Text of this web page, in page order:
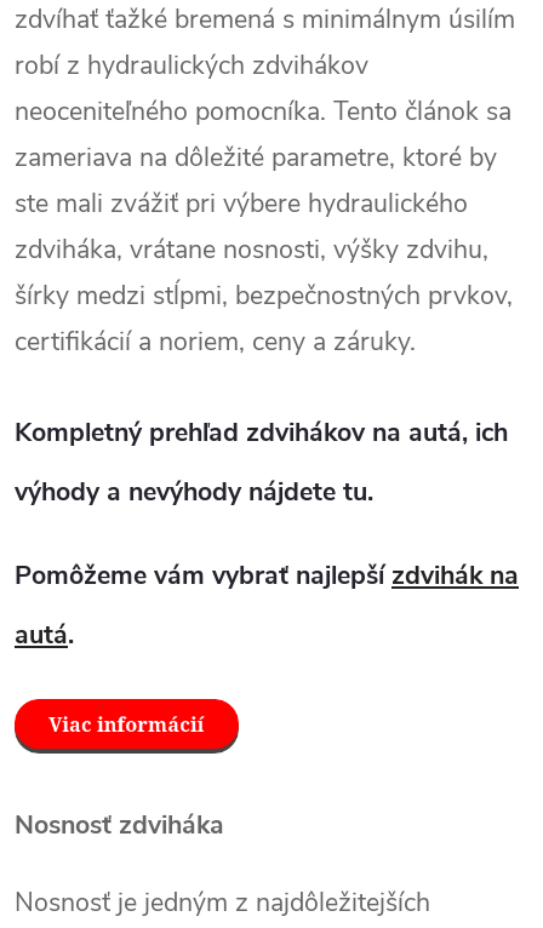
zdvíhať ťažké bremená s minimálnym úsilím
robí z hydraulických zdvihákov
neoceniteľného pomocníka. Tento článok sa
zameriava na dôležité parametre, ktoré by
ste mali zvážiť pri výbere hydraulického
zdviháka, vrátane nosnosti, výšky zdvihu,
šírky medzi stĺpmi, bezpečnostných prvkov,
certifikácií a noriem, ceny a záruky.
Kompletný prehľad zdvihákov na autá, ich
výhody a nevýhody nájdete tu.
Pomôžeme vám vybrať najlepšízdvihák na
autá.
Nosnosť zdviháka
Nosnosť je jedným z najdôležitejších